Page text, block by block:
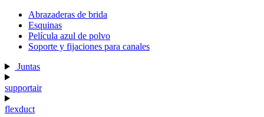
Abrazaderas de brida
Esquinas
Película azul de polvo
Soporte y fijaciones para canales
Juntas
supportair
flexduct